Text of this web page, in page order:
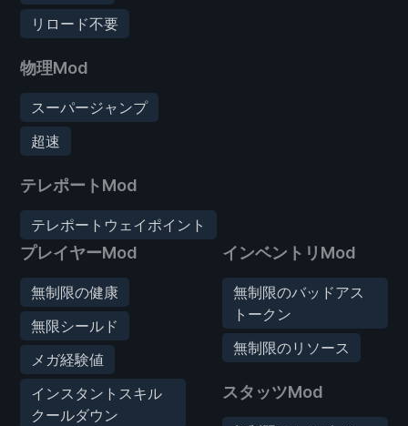
リロード不要
物理Mod
スーパージャンプ
超速
テレポートMod
テレポートウェイポイント
プレイヤーMod
無制限の健康
無限シールド
メガ経験値
インスタントスキル
クールダウン
インベントリMod
無制限のバッドアス
トークン
無制限のリソース
スタッツMod